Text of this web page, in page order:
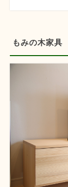
もみの木家具